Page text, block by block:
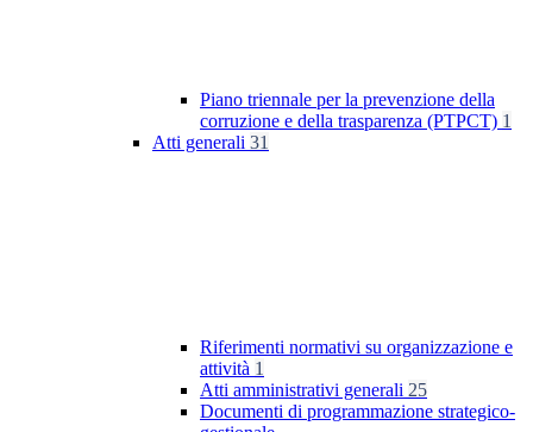
Piano triennale per la prevenzione della
corruzione e della trasparenza (PTPCT) 1
Atti generali 31
Riferimenti normativi su organizzazione e
attività 1
Atti amministrativi generali 25
Documenti di programmazione strategico-